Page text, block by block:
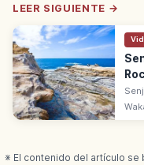
LEER SIGUIENTE →
※ El contenido del artículo se